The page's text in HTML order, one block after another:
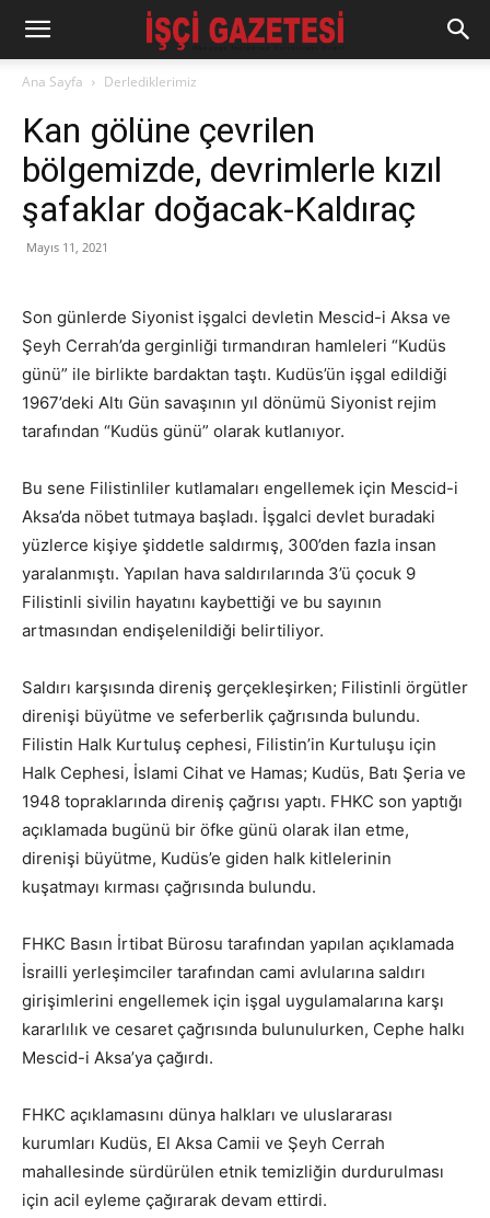
Ana Sayfa Derlediklerimiz
Kan gölüne çevrilen
bölgemizde, devrimlerle kızıl
şafaklar doğacak-Kaldıraç
Mayıs 11, 2021
Son günlerde Siyonist işgalci devletin Mescid-i Aksa ve
Şeyh Cerrah’da gerginliği tırmandıran hamleleri “Kudüs
günü” ile birlikte bardaktan taştı. Kudüs’ün işgal edildiği
1967’deki Altı Gün savaşının yıl dönümü Siyonist rejim
tarafından “Kudüs günü” olarak kutlanıyor.
Bu sene Filistinliler kutlamaları engellemek için Mescid-i
Aksa’da nöbet tutmaya başladı. İşgalci devlet buradaki
yüzlerce kişiye şiddetle saldırmış, 300’den fazla insan
yaralanmıştı. Yapılan hava saldırılarında 3’ü çocuk 9
Filistinli sivilin hayatını kaybettiği ve bu sayının
artmasından endişelenildiği belirtiliyor.
Saldırı karşısında direniş gerçekleşirken; Filistinli örgütler
direnişi büyütme ve seferberlik çağrısında bulundu.
Filistin Halk Kurtuluş cephesi, Filistin’in Kurtuluşu için
Halk Cephesi, İslami Cihat ve Hamas; Kudüs, Batı Şeria ve
1948 topraklarında direniş çağrısı yaptı. FHKC son yaptığı
açıklamada bugünü bir öfke günü olarak ilan etme,
direnişi büyütme, Kudüs’e giden halk kitlelerinin
kuşatmayı kırması çağrısında bulundu.
FHKC Basın İrtibat Bürosu tarafından yapılan açıklamada
İsrailli yerleşimciler tarafından cami avlularına saldırı
girişimlerini engellemek için işgal uygulamalarına karşı
kararlılık ve cesaret çağrısında bulunulurken, Cephe halkı
Mescid-i Aksa’ya çağırdı.
FHKC açıklamasını dünya halkları ve uluslararası
kurumları Kudüs, El Aksa Camii ve Şeyh Cerrah
mahallesinde sürdürülen etnik temizliğin durdurulması
için acil eyleme çağırarak devam ettirdi.